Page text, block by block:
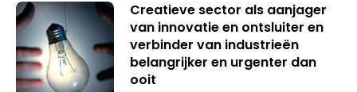
Creatieve sector als aanjager
van innovatie en ontsluiter en
verbinder van industrieën
belangrijker en urgenter dan
ooit